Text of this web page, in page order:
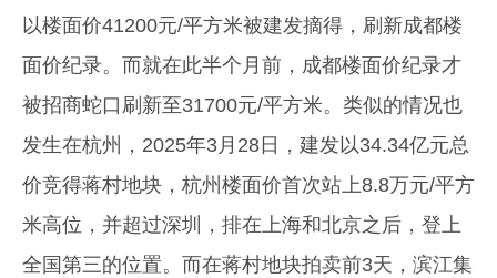
以楼面价41200元/平方米被建发摘得，刷新成都楼
面价纪录。而就在此半个月前，成都楼面价纪录才
被招商蛇口刷新至31700元/平方米。类似的情况也
发生在杭州，2025年3月28日，建发以34.34亿元总
价竞得蒋村地块，杭州楼面价首次站上8.8万元/平方
米高位，并超过深圳，排在上海和北京之后，登上
全国第三的位置。而在蒋村地块拍卖前3天，滨江集